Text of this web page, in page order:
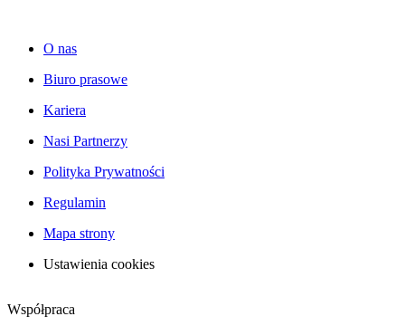
O nas
Biuro prasowe
Kariera
Nasi Partnerzy
Polityka Prywatności
Regulamin
Mapa strony
Ustawienia cookies
Współpraca